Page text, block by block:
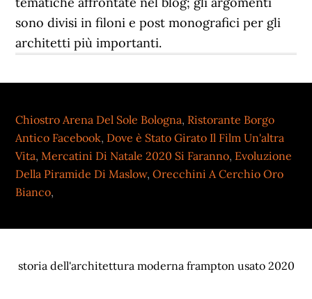
Chiostro Arena Del Sole Bologna, Ristorante Borgo
Antico Facebook, Dove è Stato Girato Il Film Un'altra
Vita,Mercatini Di Natale 2020 Si Faranno, Evoluzione
Della Piramide Di Maslow,Orecchini A Cerchio Oro
Bianco,
storia dell'architettura moderna frampton usato 2020